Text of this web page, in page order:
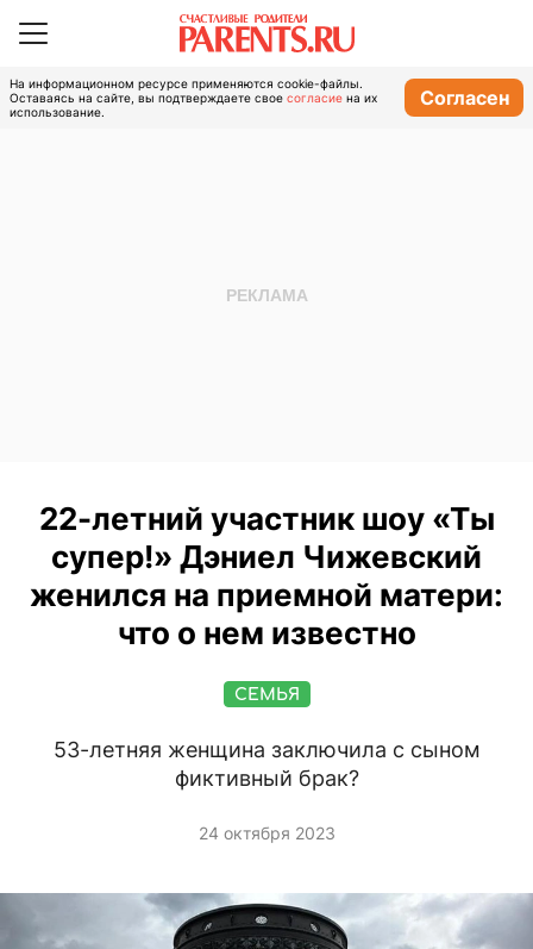
На информационном ресурсе применяются cookie-файлы.
Оставаясь на сайте, вы подтверждаете свое согласие на их
использование.
Согласен
22-летний участник шоу «Ты
супер!» Дэниел Чижевский
женился на приемной матери:
что о нем известно
СЕМЬЯ
53-летняя женщина заключила с сыном
фиктивный брак?
24 октября 2023